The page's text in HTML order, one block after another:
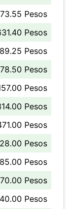
Pesos
Pesos
Pesos
Pesos
Pesos
Pesos
Pesos
Pesos
Pesos
Pesos
Pesos